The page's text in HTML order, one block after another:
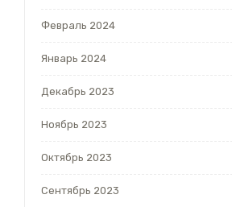
Февраль 2024
Январь 2024
Декабрь 2023
Ноябрь 2023
Октябрь 2023
Сентябрь 2023